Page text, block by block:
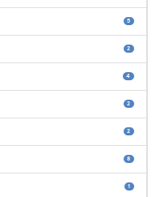
5
2
4
2
2
8
1